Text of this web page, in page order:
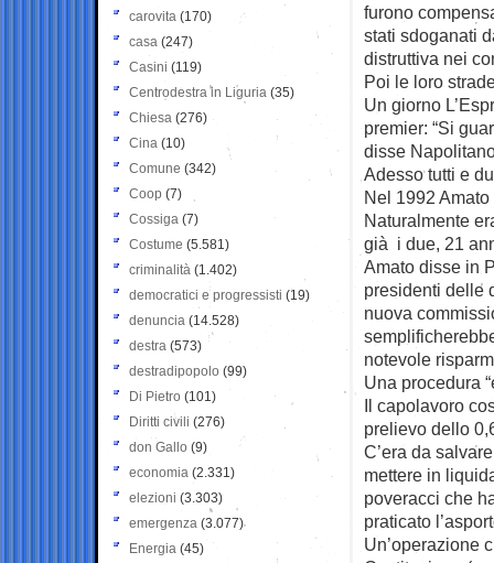
furono
stati sdoganati
distruttiva nei
Poi le loro
Un giorno
premier: “Si
disse
Adesso tutti e
Nel 1992
Naturalmente
già i due, 21
Amato disse in
presidenti delle
nuova
notevole
Una procedura
Il capolavoro
prelievo dello
C’era da
mettere in
poveracci che
praticato
Un’operazione
carovita (170)
casa (247)
Casini (119)
Centrodestra in Liguria (35)
Chiesa (276)
Cina (10)
Comune (342)
Coop (7)
Cossiga (7)
Costume (5.581)
criminalità (1.402)
democratici e progressisti (19)
denuncia (14.528)
destra (573)
destradipopolo (99)
Di Pietro (101)
Diritti civili (276)
don Gallo (9)
economia (2.331)
elezioni (3.303)
emergenza (3.077)
Energia (45)